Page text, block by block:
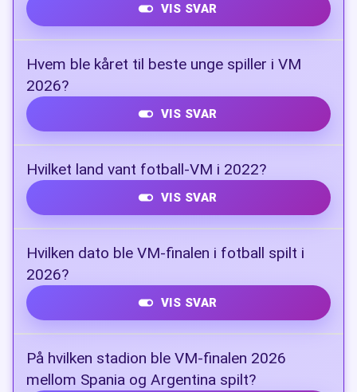
VIS SVAR
Hvem ble kåret til beste unge spiller i VM
2026?
VIS SVAR
Hvilket land vant fotball-VM i 2022?
VIS SVAR
Hvilken dato ble VM-finalen i fotball spilt i
2026?
VIS SVAR
19. juli 2026
På hvilken stadion ble VM-finalen 2026
mellom Spania og Argentina spilt?